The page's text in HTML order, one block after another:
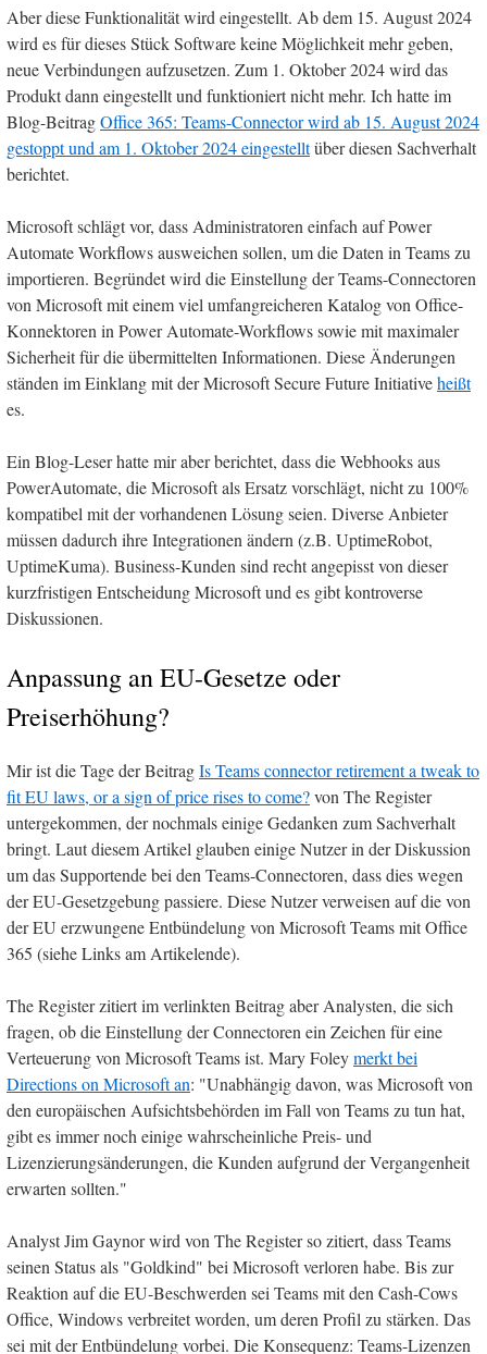
Aber diese Funktionalität wird eingestellt. Ab dem 15. August 2024
wird es für dieses Stück Software keine Möglichkeit mehr geben,
neue Verbindungen aufzusetzen. Zum 1. Oktober 2024 wird das
Produkt dann eingestellt und funktioniert nicht mehr. Ich hatte im
Blog-BeitragOffice 365: Teams-Connector wird ab 15. August 2024
gestoppt und am 1. Oktober 2024 eingestelltüber diesen Sachverhalt
berichtet.
Microsoft schlägt vor, dass Administratoren einfach auf Power
Automate Workflows ausweichen sollen, um die Daten in Teams zu
importieren. Begründet wird die Einstellung der Teams-Connectoren
von Microsoft mit einem viel umfangreicheren Katalog von Office-
Konnektoren in Power Automate-Workflows sowie mit maximaler
Sicherheit für die übermittelten Informationen. Diese Änderungen
ständen im Einklang mit der Microsoft Secure Future Initiativeheißt
es.
Ein Blog-Leser hatte mir aber berichtet, dass die Webhooks aus
PowerAutomate, die Microsoft als Ersatz vorschlägt, nicht zu 100%
kompatibel mit der vorhandenen Lösung seien. Diverse Anbieter
müssen dadurch ihre Integrationen ändern (z.B. UptimeRobot,
UptimeKuma). Business-Kunden sind recht angepisst von dieser
kurzfristigen Entscheidung Microsoft und es gibt kontroverse
Diskussionen.
Anpassung an EU-Gesetze oder
Preiserhöhung?
Mir ist die Tage der BeitragIs Teams connector retirement a tweak to
fit EU laws, or a sign of price rises to come?von The Register
untergekommen, der nochmals einige Gedanken zum Sachverhalt
bringt. Laut diesem Artikel glauben einige Nutzer in der Diskussion
um das Supportende bei den Teams-Connectoren, dass dies wegen
der EU-Gesetzgebung passiere. Diese Nutzer verweisen auf die von
der EU erzwungene Entbündelung von Microsoft Teams mit Office
365 (siehe Links am Artikelende).
The Register zitiert im verlinkten Beitrag aber Analysten, die sich
fragen, ob die Einstellung der Connectoren ein Zeichen für eine
Verteuerung von Microsoft Teams ist. Mary Foleymerkt bei
Directions on Microsoft an: "Unabhängig davon, was Microsoft von
den europäischen Aufsichtsbehörden im Fall von Teams zu tun hat,
gibt es immer noch einige wahrscheinliche Preis- und
Lizenzierungsänderungen, die Kunden aufgrund der Vergangenheit
erwarten sollten."
Analyst Jim Gaynor wird von The Register so zitiert, dass Teams
seinen Status als "Goldkind" bei Microsoft verloren habe. Bis zur
Reaktion auf die EU-Beschwerden sei Teams mit den Cash-Cows
Office, Windows verbreitet worden, um deren Profil zu stärken. Das
sei mit der Entbündelung vorbei. Die Konsequenz: Teams-Lizenzen